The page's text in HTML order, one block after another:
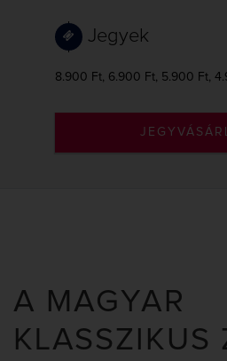
Jegyek
8.900 Ft, 6.900 Ft, 5.900 Ft,
A MAGYAR
KLASSZIKUS